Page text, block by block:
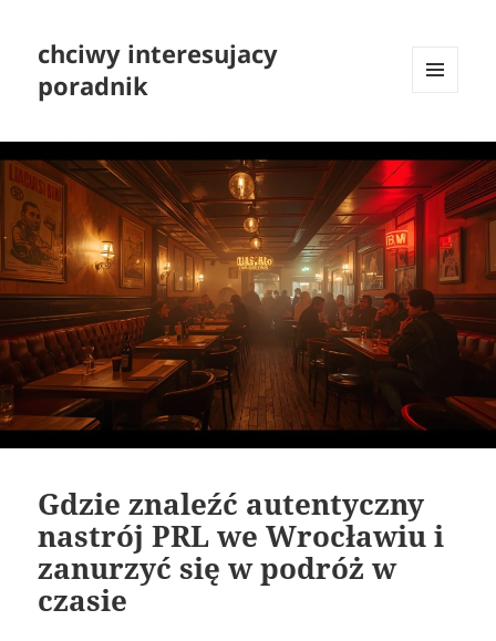
chciwy interesujacy
poradnik
WIDGETY
Gdzie znaleźć autentyczny
nastrój PRL we Wrocławiu i
zanurzyć się w podróż w
czasie